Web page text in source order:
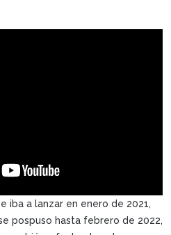
iba a lanzar en enero de 2021,
pospuso hasta febrero de 2022,